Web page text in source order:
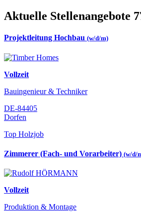
Aktuelle Stellenangebote
Projektleitung Hochbau (w/d/m)
Vollzeit
Bauingenieur & Techniker
DE-84405
Dorfen
Top Holzjob
Zimmerer (Fach- und Vorarbeiter) (w/d/
Vollzeit
Produktion & Montage